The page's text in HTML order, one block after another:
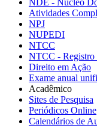
Atividades
NPJ
NUPEDI
NTCC
NTCC - Registro
Direito em Ação
Exame anual
Acadêmico
Sites de Pesquisa
Periódicos Online
Calendários de